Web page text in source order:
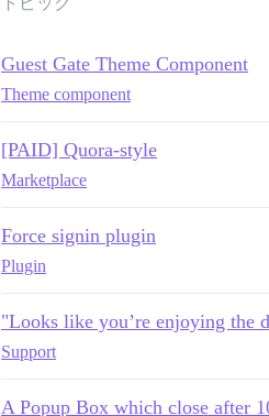
Guest Gate Theme Component
Theme component
[PAID] Quora-style
Marketplace
Force signin plugin
Plugin
"Looks like you’re enjoying the
Support
A Popup Box which close after